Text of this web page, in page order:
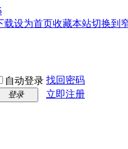
载设为首页收藏本站切换到
自动登录 找回密码
登录
立即注册